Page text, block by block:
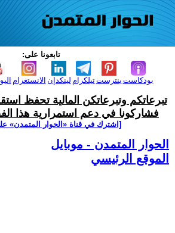
تابعونا على:
الانستغرام لينكدإن تيلكرامبنترست بودكاست
تبرعاتكم وتبرعاتكن المالية تحفظ
فشاركونا في دعم استمرارية هذا
[اشترك في قناة ‫«الحوار المتمدن»
الحوار المتمدن - موبايل
الموقع الرئيسي